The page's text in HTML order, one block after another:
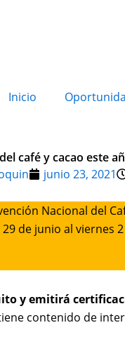
Inicio
café y cacao este
junio 23, 2021
Nacional del
de junio al viernes
y emitirá
contenido de